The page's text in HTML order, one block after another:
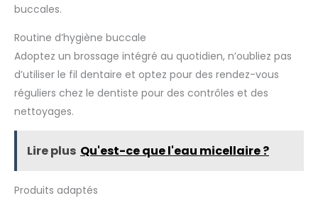
buccales.
Routine d’hygiène buccale
Adoptez un brossage intégré au quotidien, n’oubliez pas
d’utiliser le fil dentaire et optez pour des rendez-vous
réguliers chez le dentiste pour des contrôles et des
nettoyages.
Lire plus Qu'est-ce que l'eau micellaire ?
Produits adaptés